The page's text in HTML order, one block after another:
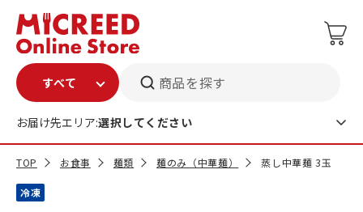
商品を探す
お届け先エリア:選択してください
TOP お食事 麺類 麺のみ（中華麺） 蒸し中華麺 3玉
冷凍